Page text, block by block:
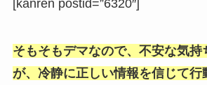
[kanren postid=”6320″]
そもそもデマなので、不安な気持
が、冷静に正しい情報を信じて行